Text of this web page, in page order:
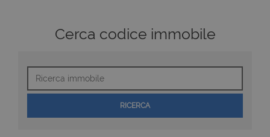
Cerca codice immobile
immobile
RICERCA